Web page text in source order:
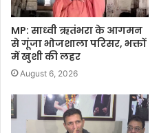
MP: साध्वी ऋतंभरा के आगमन
से गूंजा भोजशाला परिसर, भक्तों
में खुशी की लहर
August 6, 2026